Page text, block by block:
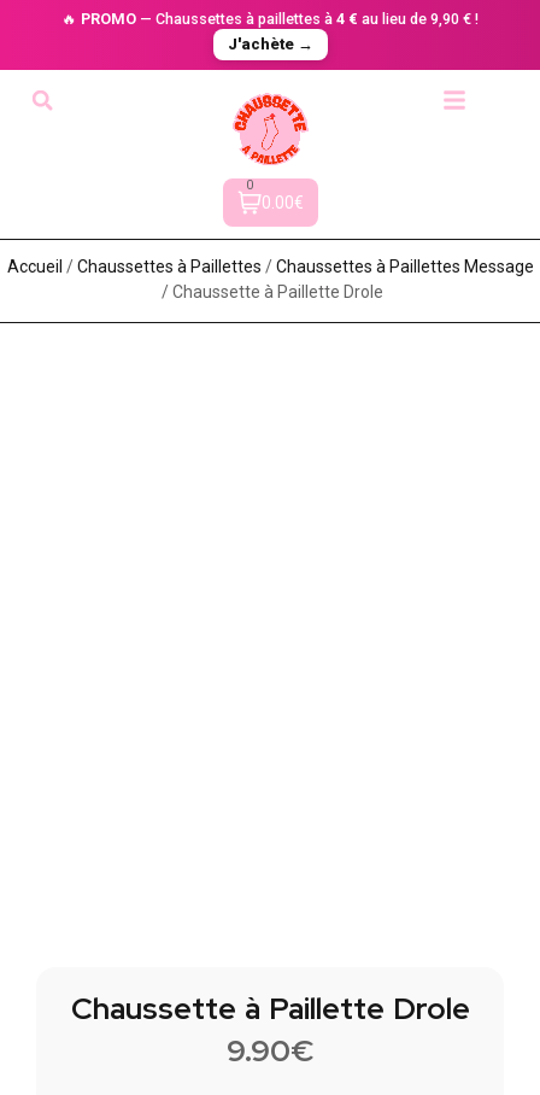
🔥 PROMO — Chaussettes à paillettes à 4 € au lieu de 9,90 € !
J'achète →
0
0.00€
Accueil /Chaussettes à Paillette​s /Chaussettes à Paillettes Message​
/ Chaussette à Paillette Drole
Chaussette à Paillette Drole
9.90€